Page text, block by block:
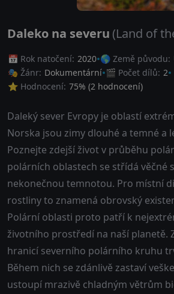
Daleko na severu (Land of
📅 Rok natočení: 2020 🌎 Země původu:
🎭 Žánr: Dokumentární 🎬 Počet dílů: 2
⭐ Hodnocení: 75% (2 hodnocení)
Daleký sever Evropy je oblastí
Norska jsou zimy dlouhé a temné a
Poznejte zdejší život v průběhu
polárních oblastech se střídá věčné
nekonečnou temnotou. Pro místní
rostliny to znamená obrovský
Polární oblasti proto patří k
životního prostředí na naší planetě.
hranicí severního polárního kruhu
Během nich se zdánlivě zastaví
ustoupí mrazivě chladným větrům